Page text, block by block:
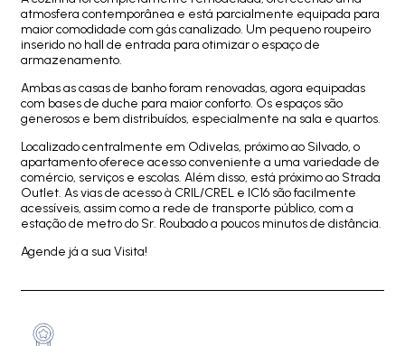
atmosfera contemporânea e está parcialmente equipada para
maior comodidade com gás canalizado. Um pequeno roupeiro
inserido no hall de entrada para otimizar o espaço de
armazenamento.
Ambas as casas de banho foram renovadas, agora equipadas
com bases de duche para maior conforto. Os espaços são
generosos e bem distribuídos, especialmente na sala e quartos.
Localizado centralmente em Odivelas, próximo ao Silvado, o
apartamento oferece acesso conveniente a uma variedade de
comércio, serviços e escolas. Além disso, está próximo ao Strada
Outlet. As vias de acesso à CRIL/CREL e IC16 são facilmente
acessíveis, assim como a rede de transporte público, com a
estação de metro do Sr. Roubado a poucos minutos de distância.
Agende já a sua Visita!